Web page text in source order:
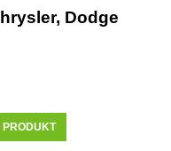
Dodge
PRODUKT